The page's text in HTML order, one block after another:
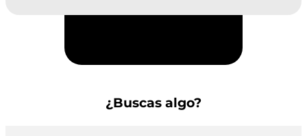
¿Buscas algo?